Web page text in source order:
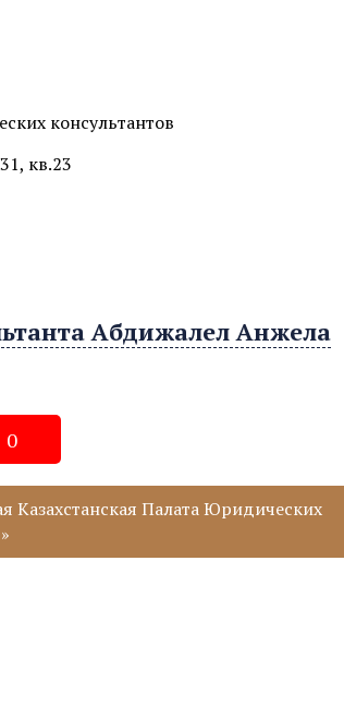
консультантов
кв.23
Абдижалел Анжела
0
Казахстанская Палата Юридических